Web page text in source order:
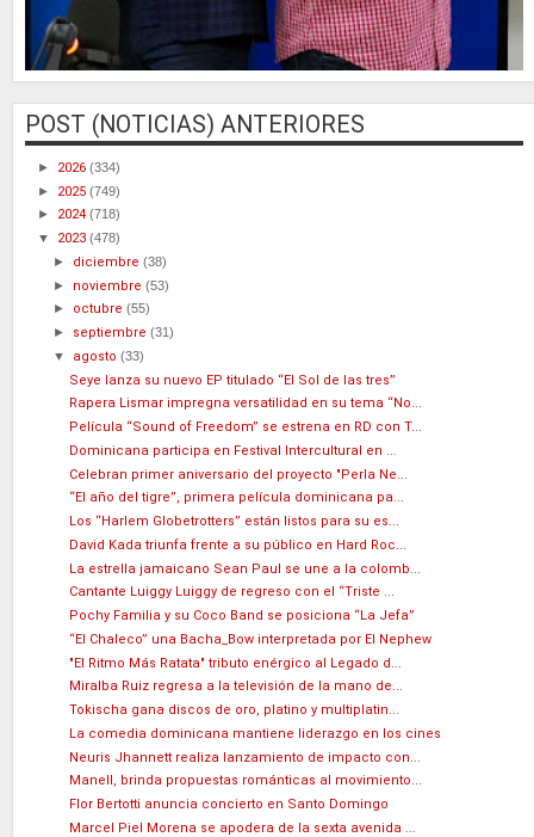
POST (NOTICIAS) ANTERIORES
► 2026 (334)
► 2025 (749)
► 2024 (718)
▼ 2023 (478)
► diciembre(38)
► noviembre(53)
► octubre(55)
► septiembre(31)
▼ agosto(33)
Seye lanza su nuevo EP titulado “El Sol de las tres”
Rapera Lismar impregna versatilidad en su tema “No...
Película “Sound of Freedom” se estrena en RD con T...
Dominicana participa en Festival Intercultural en ...
Celebran primer aniversario del proyecto "Perla Ne...
“El año del tigre”, primera película dominicana pa...
Los “Harlem Globetrotters” están listos para su es...
David Kada triunfa frente a su público en Hard Roc...
La estrella jamaicano Sean Paul se une a la colomb...
Cantante Luiggy Luiggy de regreso con el “Triste ...
Pochy Familia y su Coco Band se posiciona “La Jefa”
“El Chaleco” una Bacha_Bow interpretada por El Nephew
"El Ritmo Más Ratata" tributo enérgico al Legado d...
Miralba Ruiz regresa a la televisión de la mano de...
Tokischa gana discos de oro, platino y multiplatin...
La comedia dominicana mantiene liderazgo en los cines
Neuris Jhannett realiza lanzamiento de impacto con...
Manell, brinda propuestas románticas al movimiento...
Flor Bertotti anuncia concierto en Santo Domingo
Marcel Piel Morena se apodera de la sexta avenida ...